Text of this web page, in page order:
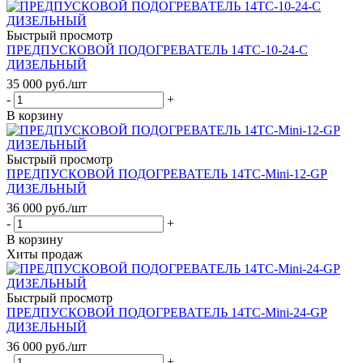
Быстрый просмотр
ПРЕДПУСКОВОЙ ПОДОГРЕВАТЕЛЬ 14ТС-10-24-С
ДИЗЕЛЬНЫЙ
35 000 руб./шт
-
+
В корзину
Быстрый просмотр
ПРЕДПУСКОВОЙ ПОДОГРЕВАТЕЛЬ 14ТС-Mini-12-GP
ДИЗЕЛЬНЫЙ
36 000 руб./шт
-
+
В корзину
Хиты продаж
Быстрый просмотр
ПРЕДПУСКОВОЙ ПОДОГРЕВАТЕЛЬ 14ТС-Mini-24-GP
ДИЗЕЛЬНЫЙ
36 000 руб./шт